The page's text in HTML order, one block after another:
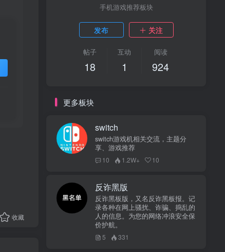
收藏
手机游戏推荐板块
发布 关注
帖子
18
互动
1
阅读
924
更多板块
switch
switch游戏机相关交流，主题分
享、游戏推荐
10 1.2W+ 10
反诈黑版
反诈黑板版，又名反诈黑板报。记
录各种在网上骚扰、诈骗、捣乱的
人的信息。为您的网络冲浪安全保
价护航。
5 331